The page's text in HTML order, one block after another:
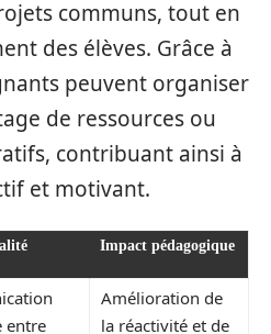
communs, tout en
des élèves. Grâce à
peuvent organiser
de ressources ou
contribuant ainsi à
et motivant.
Impact pédagogique
entre
Amélioration de
la réactivité et de